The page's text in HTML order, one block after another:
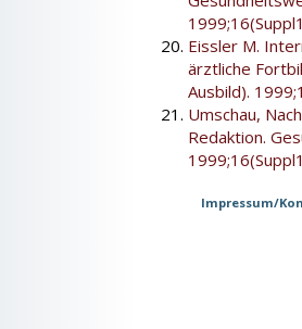
Eissler M.
ärztliche
Ausbild).
Umschau,
Redaktion.
Impressum/